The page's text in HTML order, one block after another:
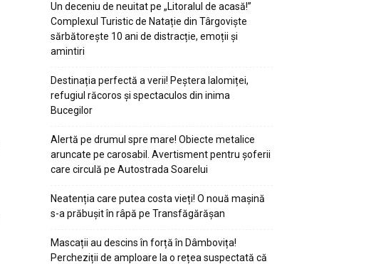
Un deceniu de neuitat pe „Litoralul de acasă!”
Complexul Turistic de Natație din Târgoviște
sărbătorește 10 ani de distracție, emoții și
amintiri
Destinația perfectă a verii! Peștera Ialomiței,
refugiul răcoros și spectaculos din inima
Bucegilor
Alertă pe drumul spre mare! Obiecte metalice
aruncate pe carosabil. Avertisment pentru șoferii
care circulă pe Autostrada Soarelui
Neatenția care putea costa vieți! O nouă mașină
s-a prăbușit în râpă pe Transfăgărășan
Mascații au descins în forță în Dâmbovița!
Percheziții de amploare la o rețea suspectată că